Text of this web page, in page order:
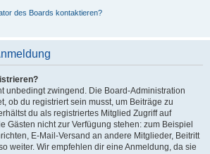
des Boards kontaktieren?
unbedingt zwingend. Die Board-Administration
ob du registriert sein musst, um Beiträge zu
du als registriertes Mitglied Zugriff auf
Gästen nicht zur Verfügung stehen: zum Beispiel
E-Mail-Versand an andere Mitglieder, Beitritt
weiter. Wir empfehlen dir eine Anmeldung, da sie